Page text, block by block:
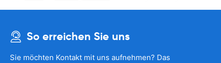
So erreichen Sie uns
Sie möchten Kontakt mit uns aufnehmen? Das